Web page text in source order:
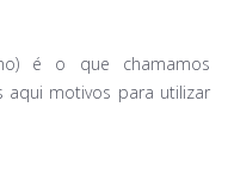
é o que chamamos
motivos para utilizar